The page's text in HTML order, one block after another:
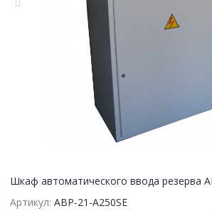
Шкаф автоматического ввода резерва
Артикул: АВР-21-А250SE